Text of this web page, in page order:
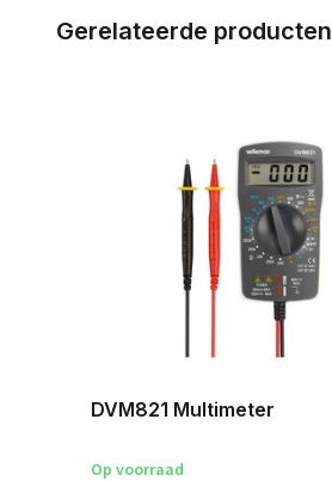
Gerelateerde producten
DVM821 Multimeter
Op voorraad